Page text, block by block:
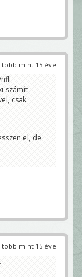
több mint 15 éve
számít
csak
el, de
több mint 15 éve